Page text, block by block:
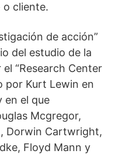
cliente.
de acción”
del estudio de la
“Research Center
por Kurt Lewin en
en el que
Mcgregor,
Dorwin Cartwright,
Floyd Mann y